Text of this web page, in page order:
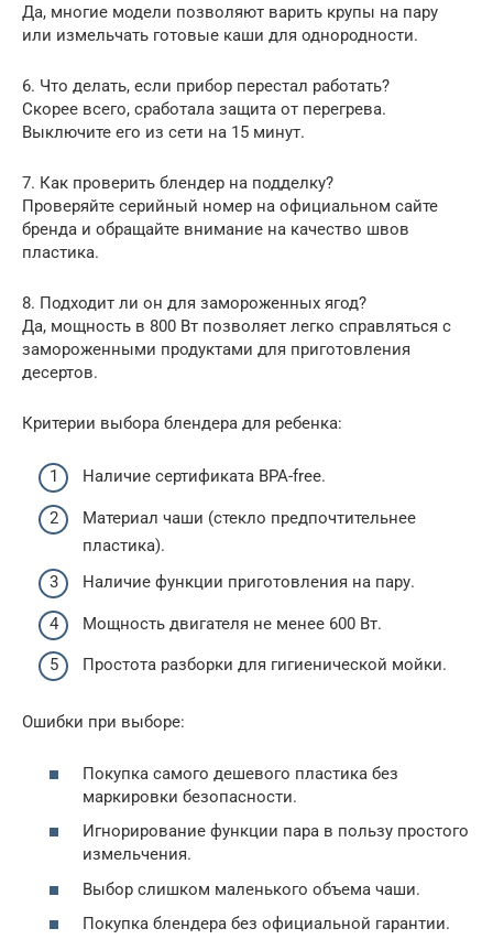
Да, многие модели позволяют варить крупы на пару
или измельчать готовые каши для однородности.
6. Что делать, если прибор перестал работать?
Скорее всего, сработала защита от перегрева.
Выключите его из сети на 15 минут.
7. Как проверить блендер на подделку?
Проверяйте серийный номер на официальном сайте
бренда и обращайте внимание на качество швов
пластика.
8. Подходит ли он для замороженных ягод?
Да, мощность в 800 Вт позволяет легко справляться с
замороженными продуктами для приготовления
десертов.
Критерии выбора блендера для ребенка:
Наличие сертификата BPA-free.
Материал чаши (стекло предпочтительнее
пластика).
Наличие функции приготовления на пару.
Мощность двигателя не менее 600 Вт.
Простота разборки для гигиенической мойки.
Ошибки при выборе:
Покупка самого дешевого пластика без
маркировки безопасности.
Игнорирование функции пара в пользу простого
измельчения.
Выбор слишком маленького объема чаши.
Покупка блендера без официальной гарантии.